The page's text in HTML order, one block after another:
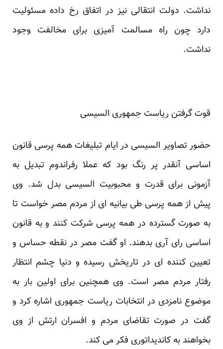
نداشت. دولت انتقالی نیز در اتفاق رخ داده مسئولیت
دارد چون راه مسالمت آمیزی برای مخالفت وجود
نداشت.
قوت گرفتن ریاست جمهوری السیسی
حضور تصاویر السیسی در ایام تبلیغات همه پرسی قانون
اساسی آنقدر پر رنگ بود که عملا رفراندوم تبدیل به
آزمونی برای قدرت و محبوبیت السیسی بدل شد. وی
پیش از همه پرسی طی بیانیه ای از مردم مصر خواست تا
به صورت گسترده در همه پرسی شرکت کنند و به قانون
اساسی رای آری بدهند. او گفت مصر در نقطه حساس و
تعیین کننده ای در تاریخش رسیده و دنیا چشم انتظار
رفتار مردم مصر است. وی همچنین برای اولین بار به
موضوع نامزدی در انتخابات ریاست جمهوری اشاره کرد و
گفت در صورت تقاضای مردم و افسران ارتش از وی
بخواهند به کاندیداتوری فکر می کند.